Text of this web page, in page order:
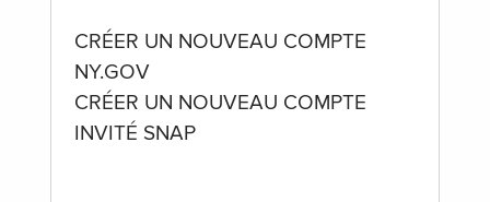
CRÉER UN NOUVEAU COMPTE
NY.GOV
CRÉER UN NOUVEAU COMPTE
INVITÉ SNAP